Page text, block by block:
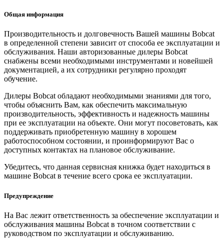
Общая информация
Производительность и долговечность Вашей машины Bobcat
в определенной степени зависит от способа ее эксплуатации и
обслуживания. Наши авторизованные дилеры Bobcat
снабжены всеми необходимыми инструментами и новейшей
документацией, а их сотрудники регулярно проходят
обучение.
Дилеры Bobcat обладают необходимыми знаниями для того,
чтобы объяснить Вам, как обеспечить максимальную
производительность, эффективность и надежность машины
при ее эксплуатации на объекте. Они могут посоветовать, как
поддерживать приобретенную машину в хорошем
работоспособном состоянии, и проинформируют Вас о
доступных контактах на плановое обслуживание.
Убедитесь, что данная сервисная книжка будет находиться в
машине Bobcat в течение всего срока ее эксплуатации.
Предупреждение
На Вас лежит ответственность за обеспечение эксплуатации и
обслуживания машины Bobcat в точном соответствии с
руководством по эксплуатации и обслуживанию.